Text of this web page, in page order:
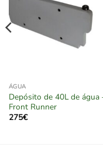
ÁGUA
Depósito de 40L de água
Front Runner
275€